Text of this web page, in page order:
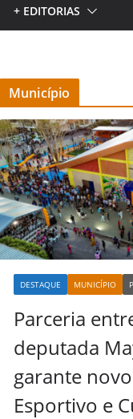
+ EDITORIAS
Município
DESTAQUE MUNICÍPIO
Parceria
deputada
garante
Esportivo e